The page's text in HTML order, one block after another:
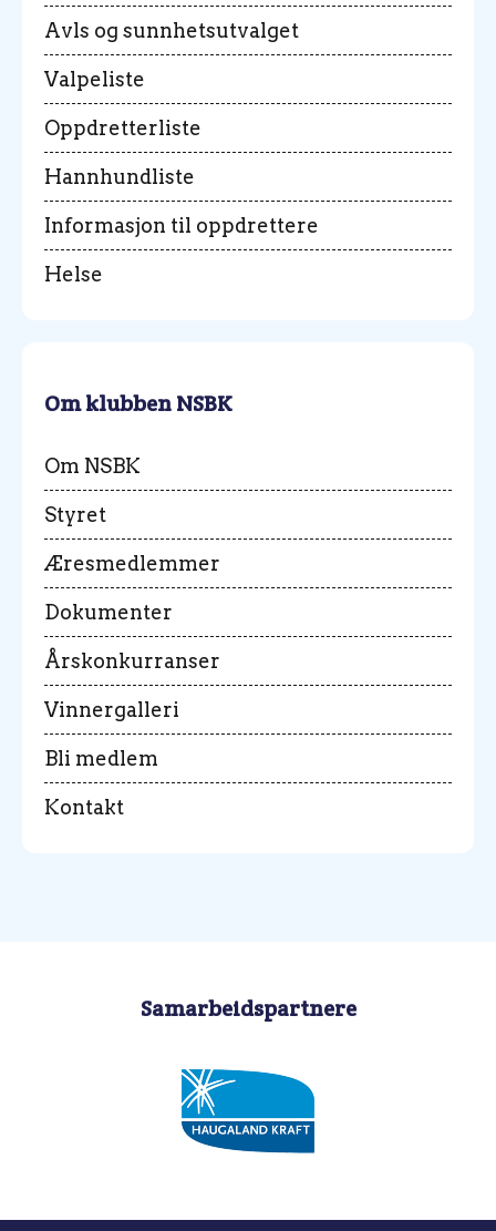
Avls og sunnhetsutvalget
Valpeliste
Oppdretterliste
Hannhundliste
Informasjon til oppdrettere
Helse
Om klubben NSBK
Om NSBK
Styret
Æresmedlemmer
Dokumenter
Årskonkurranser
Vinnergalleri
Bli medlem
Kontakt
Samarbeidspartnere